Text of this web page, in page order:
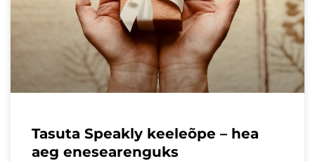
Tasuta Speakly keeleõpe – hea
aeg enesearenguks